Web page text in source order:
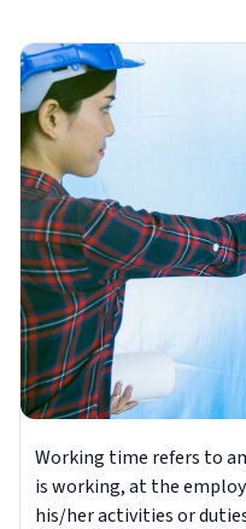
Working time refers to
is working, at the
his/her activities or